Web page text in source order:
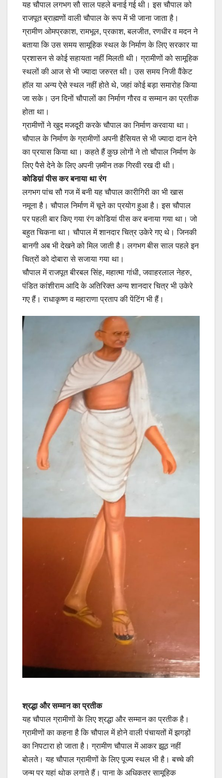
यह चौपाल लगभग सौ साल पहले बनाई गई थी। इस चौपाल को
राजपूत ब्राह्मणों वाली चौपाल के रूप में भी जाना जाता है।
ग्रामीण ओमप्रकाश, रामभूल, प्रकाश, बलजीत, रणधीर व मदन ने
बताया कि उस समय सामूहिक स्थल के निर्माण के लिए सरकार या
प्रशासन से कोई सहायता नहीं मिलती थी। ग्रामीणों को सामूहिक
स्थलों की आज से भी ज्यादा जरुरत थी। उस समय निजी वैंकेट
हॉल या अन्य ऐसे स्थल नहीं होते थे, जहां कोई बड़ा समारोह किया
जा सके। उन दिनों चौपालों का निर्माण गौरव व सम्मान का प्रतीक
होता था।
ग्रामीणों ने खुद मजदूरी करके चौपाल का निर्माण करवाया था।
चौपाल के निर्माण के ग्रामीणों अपनी हैसियत से भी ज्यादा दान देने
का प्रयास किया था। कहते हैं कुछ लोगों ने तो चौपाल निर्माण के
लिए पैसे देने के लिए अपनी ज़मीन तक गिरवी रख दी थी।
कोडिय़ां पीस कर बनाया था रंग
लगभग पांच सौ गज में बनी यह चौपाल कारीगिरी का भी खास
नमूना है। चौपाल निर्माण में चूने का प्रयोग हुआ है। इस चौपाल
पर पहली बार किए गया रंग कोडियां पीस कर बनाया गया था। जो
बहुत चिकना था। चौपाल में शानदार चित्र उकेरे गए थे। जिनकी
बानगी अब भी देखने को मिल जाती है। लगभग बीस साल पहले इन
चित्रों को दोबारा से सजाया गया था।
चौपाल में राजपूत बीरबल सिंह, महात्मा गांधी, जवाहरलाल नेहरु,
पंडित कांशीराम आदि के अतिरिक्त अन्य शानदार चित्र भी उकेरे
गए हैं। राधाकृष्ण व महाराणा प्रताप की पेंटिंग भी हैं।
श्रद्धा और सम्मान का प्रतीक
यह चौपाल ग्रामीणों के लिए श्रद्धा और सम्मान का प्रतीक है।
ग्रामीणों का कहना है कि चौपाल में होने वाली पंचायतों में झगड़ों
का निपटारा हो जाता है। ग्रामीण चौपाल में आकर झूठ नहीं
बोलते। यह चौपाल ग्रामीणों के लिए पूज्य स्थल भी है। बच्चे की
जन्म पर यहां थोक लगाते हैं। पाना के अधिकतर सामूहिक